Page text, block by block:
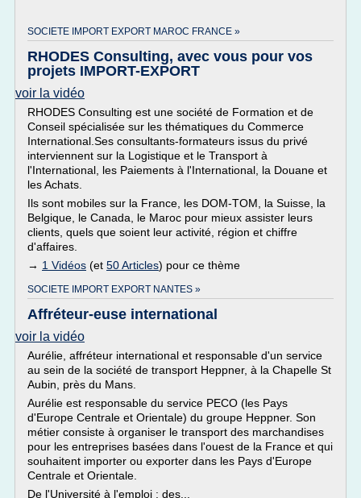
SOCIETE IMPORT EXPORT MAROC FRANCE »
RHODES Consulting, avec vous pour vos
projets IMPORT-EXPORT
voir la vidéo
RHODES Consulting est une société de Formation et de
Conseil spécialisée sur les thématiques du Commerce
International.Ses consultants-formateurs issus du privé
interviennent sur la Logistique et le Transport à
l'International, les Paiements à l'International, la Douane et
les Achats.
Ils sont mobiles sur la France, les DOM-TOM, la Suisse, la
Belgique, le Canada, le Maroc pour mieux assister leurs
clients, quels que soient leur activité, région et chiffre
d'affaires.
→ 1 Vidéos (et 50 Articles) pour ce thème
SOCIETE IMPORT EXPORT NANTES »
Affréteur-euse international
voir la vidéo
Aurélie, affréteur international et responsable d'un service
au sein de la société de transport Heppner, à la Chapelle St
Aubin, près du Mans.
Aurélie est responsable du service PECO (les Pays
d'Europe Centrale et Orientale) du groupe Heppner. Son
métier consiste à organiser le transport des marchandises
pour les entreprises basées dans l'ouest de la France et qui
souhaitent importer ou exporter dans les Pays d'Europe
Centrale et Orientale.
De l'Université à l'emploi : des...